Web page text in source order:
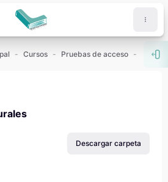
Cursos Pruebas de acceso PAU -
Descargar carpeta